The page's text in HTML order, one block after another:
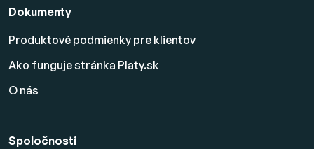
Dokumenty
Produktové podmienky pre klientov
Ako funguje stránka Platy.sk
O nás
Spoločnosti